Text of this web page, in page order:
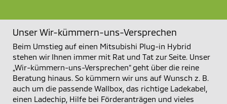
Unser Wir-kümmern-uns-Versprechen
Beim Umstieg auf einen Mitsubishi Plug-in Hybrid
stehen wir Ihnen immer mit Rat und Tat zur Seite. Unser
„Wir-kümmern-uns-Versprechen“ geht über die reine
Beratung hinaus. So kümmern wir uns auf Wunsch z. B.
auch um die passende Wallbox, das richtige Ladekabel,
einen Ladechip, Hilfe bei Förderanträgen und vieles